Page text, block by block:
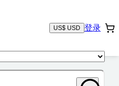
US$ USD 登录